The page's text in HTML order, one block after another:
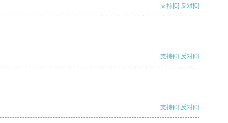
支持[0] 反对[0]
支持[0] 反对[0]
支持[0] 反对[0]